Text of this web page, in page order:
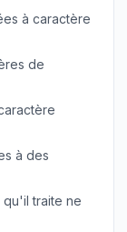
à caractère
de
à des
traite ne